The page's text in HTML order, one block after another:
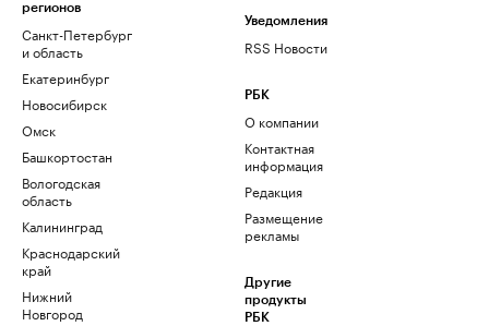
регионов
Санкт-Петербург
и область
Екатеринбург
Новосибирск
Омск
Башкортостан
Вологодская
область
Калининград
Краснодарский
край
Нижний
Новгород
Уведомления
RSS Новости
РБК
О компании
Контактная
информация
Редакция
Размещение
рекламы
Другие
продукты
РБК